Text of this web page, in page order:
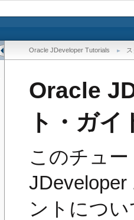
Oracle JDeveloper Tutorials
Oracle
ト・ガイ
このチュ
ントにつ